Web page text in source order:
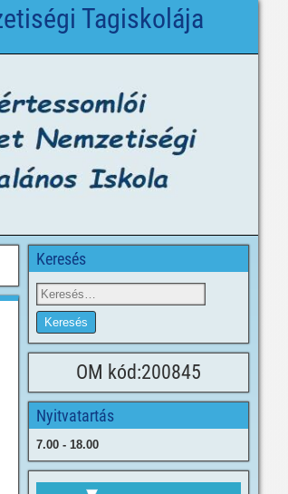
Tagiskolája
Keresés
OM kód:200845
Nyitvatartás
7.00 - 18.00